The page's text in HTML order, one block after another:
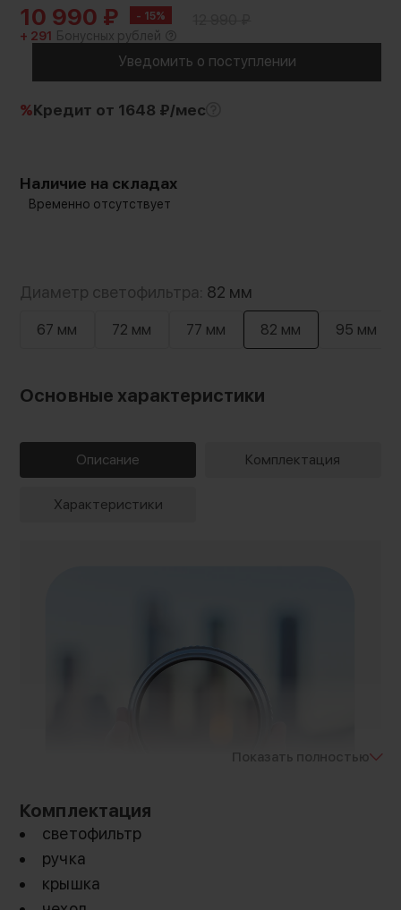
10 990 ₽ - 15%
+ 291 Бонусных рублей
Уведомить о поступлении
%Кредит от 1648 ₽/мес
Наличие на складах
Временно отсутствует
Диаметр светофильтра: 82 мм
67 мм 72 мм 77 мм 82 мм 95 мм
Основные характеристики
Описание Комплектация
Характеристики
Показать полностью
Комплектация
светофильтр
ручка
крышка